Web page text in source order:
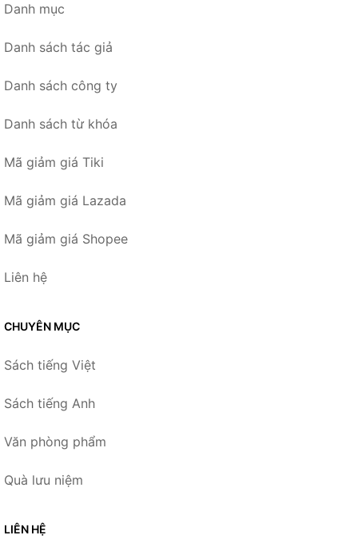
Danh mục
Danh sách tác giả
Danh sách công ty
Danh sách từ khóa
Mã giảm giá Tiki
Mã giảm giá Lazada
Mã giảm giá Shopee
Liên hệ
CHUYÊN MỤC
Sách tiếng Việt
Sách tiếng Anh
Văn phòng phẩm
Quà lưu niệm
LIÊN HỆ